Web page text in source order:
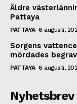
Äldre
Pattaya
PATTAYA 6 augusti,
Sorgens
mördades
PATTAYA 6 augusti,
Nyhetsbrev